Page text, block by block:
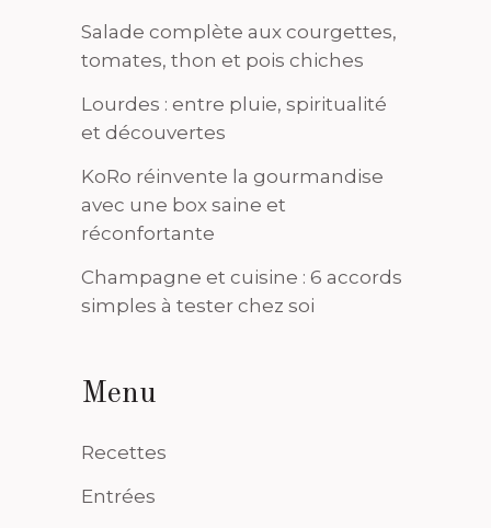
Salade complète aux courgettes,
tomates, thon et pois chiches
Lourdes : entre pluie, spiritualité
et découvertes
KoRo réinvente la gourmandise
avec une box saine et
réconfortante
Champagne et cuisine : 6 accords
simples à tester chez soi
Menu
Recettes
Entrées